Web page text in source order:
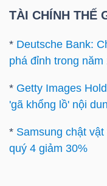
TÀI CHÍNH THẾ
* Deutsche Bank:
phá đỉnh trong năm
* Getty Images
'gã khổng lồ' nội
* Samsung chật
quý 4 giảm 30%
Dịch
(-)
Đào